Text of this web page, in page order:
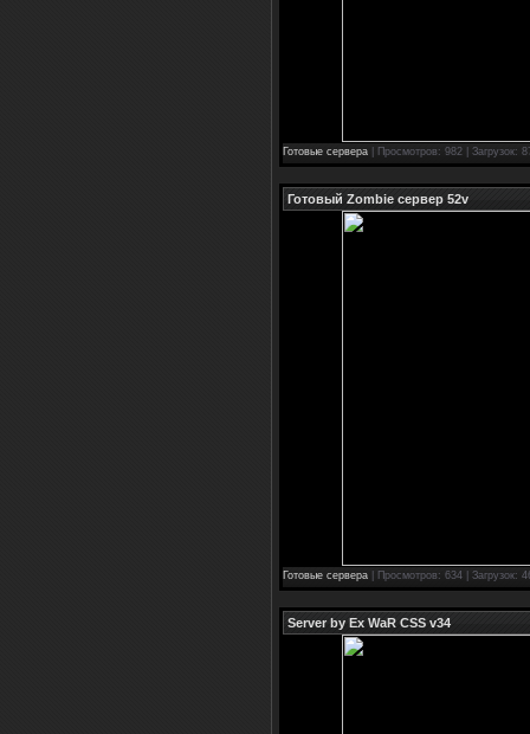
Готовые сервера | Просмотров: 982 | Загрузок:
Готовый Zombie сервер 52v
Готовые сервера | Просмотров: 634 | Загрузок:
Server by Ex WaR CSS v34